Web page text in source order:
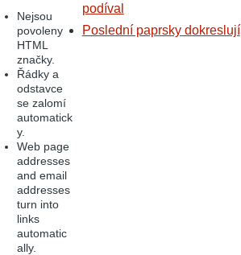
Nejsou
povoleny
HTML
značky.
Řádky a
odstavce
se zalomí
automatick
y.
Web page
addresses
and email
addresses
turn into
links
automatic
ally.
podíval
Poslední paprsky dokreslují